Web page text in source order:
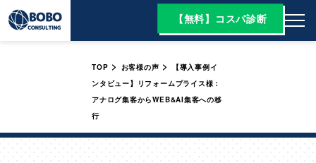
【無料】コスパ診断
TOP > お客様の声 >
【導入事例イ
ンタビュー】リフォームプライス様：
アナログ集客からWEB&AI集客への移
行